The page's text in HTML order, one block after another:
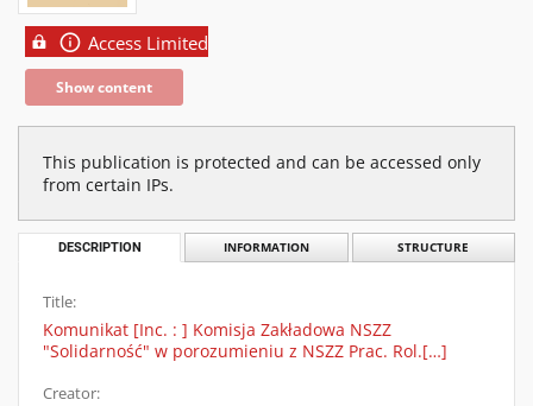
Access Limited
Show content
This publication is protected and can be accessed only
from certain IPs.
DESCRIPTION INFORMATION STRUCTURE
Title:
Komunikat [Inc. : ] Komisja Zakładowa NSZZ
"Solidarność" w porozumieniu z NSZZ Prac. Rol.[…]
Creator: